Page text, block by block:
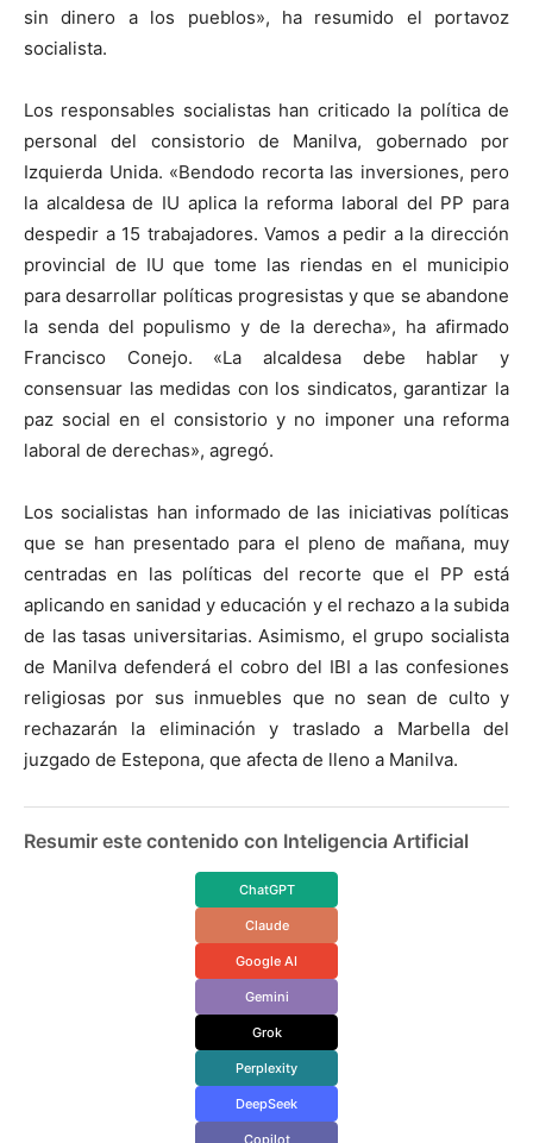
sin dinero a los pueblos», ha resumido el portavoz
socialista.
Los responsables socialistas han criticado la política de
personal del consistorio de Manilva, gobernado por
Izquierda Unida. «Bendodo recorta las inversiones, pero
la alcaldesa de IU aplica la reforma laboral del PP para
despedir a 15 trabajadores. Vamos a pedir a la dirección
provincial de IU que tome las riendas en el municipio
para desarrollar políticas progresistas y que se abandone
la senda del populismo y de la derecha», ha afirmado
Francisco Conejo. «La alcaldesa debe hablar y
consensuar las medidas con los sindicatos, garantizar la
paz social en el consistorio y no imponer una reforma
laboral de derechas», agregó.
Los socialistas han informado de las iniciativas políticas
que se han presentado para el pleno de mañana, muy
centradas en las políticas del recorte que el PP está
aplicando en sanidad y educación y el rechazo a la subida
de las tasas universitarias. Asimismo, el grupo socialista
de Manilva defenderá el cobro del IBI a las confesiones
religiosas por sus inmuebles que no sean de culto y
rechazarán la eliminación y traslado a Marbella del
juzgado de Estepona, que afecta de lleno a Manilva.
Resumir este contenido con Inteligencia Artificial
ChatGPT
Claude
Google AI
Gemini
Grok
Perplexity
DeepSeek
Copilot